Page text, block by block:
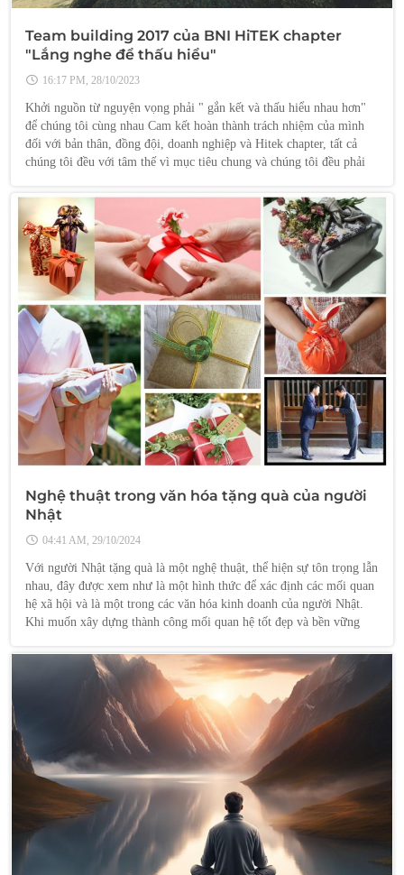
Team building 2017 của BNI HiTEK chapter
"Lắng nghe để thấu hiểu"
16:17 PM, 28/10/2023
Khởi nguồn từ nguyện vọng phải " gắn kết và thấu hiểu nhau hơn"
để chúng tôi cùng nhau Cam kết hoàn thành trách nhiệm của mình
đối với bản thân, đồng đội, doanh nghiệp và Hitek chapter, tất cả
chúng tôi đều với tâm thế vì mục tiêu chung và chúng tôi đều phải
Nghệ thuật trong văn hóa tặng quà của người
Nhật
04:41 AM, 29/10/2024
Với người Nhật tặng quà là một nghệ thuật, thể hiện sự tôn trọng lẫn
nhau, đây được xem như là một hình thức để xác định các mối quan
hệ xã hội và là một trong các văn hóa kinh doanh của người Nhật.
Khi muốn xây dựng thành công mối quan hệ tốt đẹp và bền vững